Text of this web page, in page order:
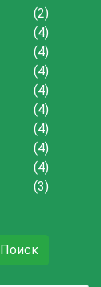
(2)
(4)
(4)
(4)
(4)
(4)
(4)
(4)
(4)
(3)
Поиск